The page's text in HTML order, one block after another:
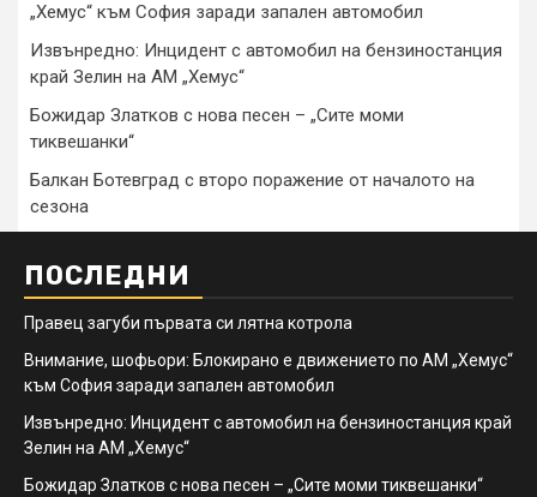
„Хемус“ към София заради запален автомобил
Извънредно: Инцидент с автомобил на бензиностанция
край Зелин на АМ „Хемус“
Божидар Златков с нова песен – „Сите моми
тиквешанки“
Балкан Ботевград с второ поражение от началото на
сезона
ПОСЛЕДНИ
Правец загуби първата си лятна котрола
Внимание, шофьори: Блокирано е движението по АМ „Хемус“
към София заради запален автомобил
Извънредно: Инцидент с автомобил на бензиностанция край
Зелин на АМ „Хемус“
Божидар Златков с нова песен – „Сите моми тиквешанки“